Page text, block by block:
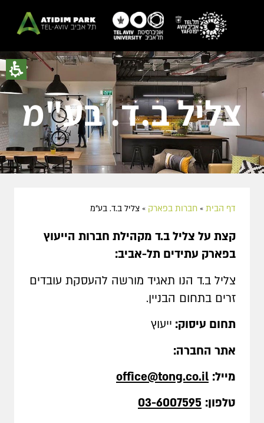
צליל ב.ד. בע"מ
דף הבית » חברות בפארק » צליל ב.ד. בע"מ
קצת על צליל ב.ד מקהילת חברות הייעוץ
בפארק עתידים תל-אביב:
צליל ב.ד הנו תאגיד מורשה להעסקת עובדים
זרים בתחום הבניין.
תחום עיסוק: ייעוץ
אתר החברה:
מייל: office@tong.co.il
טלפון: 03-6007595